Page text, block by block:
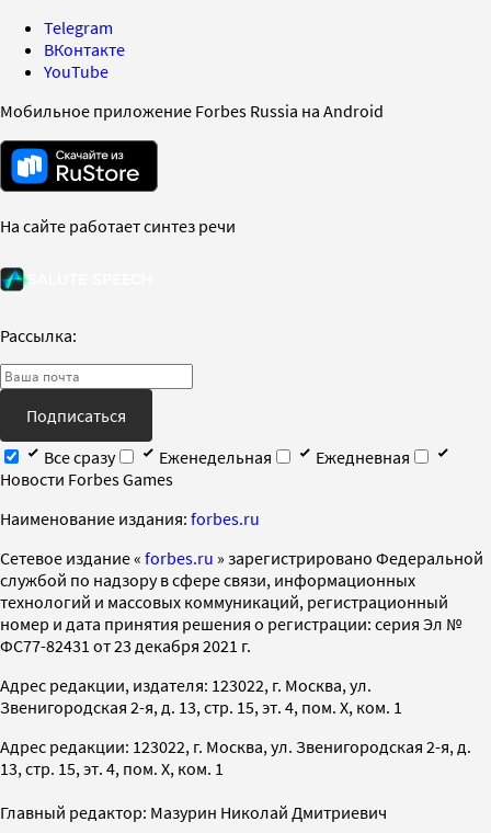
Telegram
ВКонтакте
YouTube
Мобильное приложение Forbes Russia на Android
На сайте работает синтез речи
Рассылка:
Подписаться
Все сразу
Еженедельная
Ежедневная
Новости Forbes Games
Наименование издания: forbes.ru
Cетевое издание « forbes.ru » зарегистрировано Федеральной
службой по надзору в сфере связи, информационных
технологий и массовых коммуникаций, регистрационный
номер и дата принятия решения о регистрации: серия Эл №
ФС77-82431 от 23 декабря 2021 г.
Адрес редакции, издателя: 123022, г. Москва, ул.
Звенигородская 2-я, д. 13, стр. 15, эт. 4, пом. X, ком. 1
Адрес редакции: 123022, г. Москва, ул. Звенигородская 2-я, д.
13, стр. 15, эт. 4, пом. X, ком. 1
Главный редактор: Мазурин Николай Дмитриевич